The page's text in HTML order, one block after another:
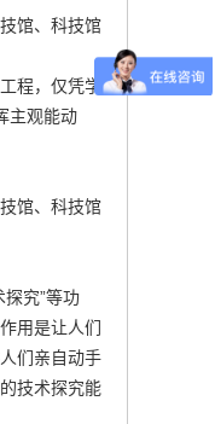
馆、科技馆
程，仅凭学
主观能动
馆、科技馆
究”等功
用是让人们
们亲自动手
技术探究能